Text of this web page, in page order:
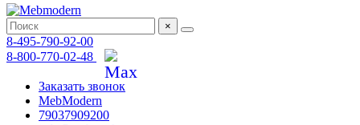
×
8-495-790-92-00
8-800-770-02-48
Заказать звонок
MebModern
79037909200